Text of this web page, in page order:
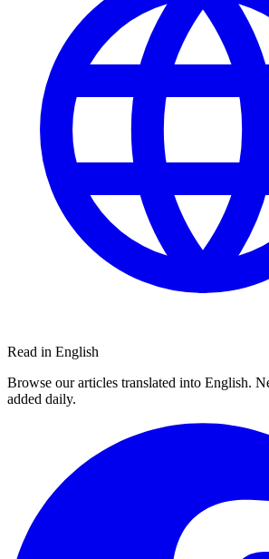
Read in English
Browse our articles translated into English.
added daily.